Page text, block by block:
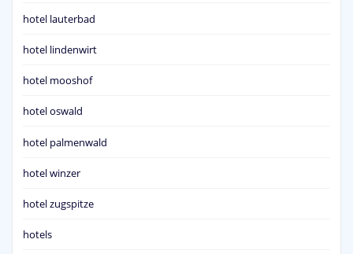
hotel lauterbad
hotel lindenwirt
hotel mooshof
hotel oswald
hotel palmenwald
hotel winzer
hotel zugspitze
hotels